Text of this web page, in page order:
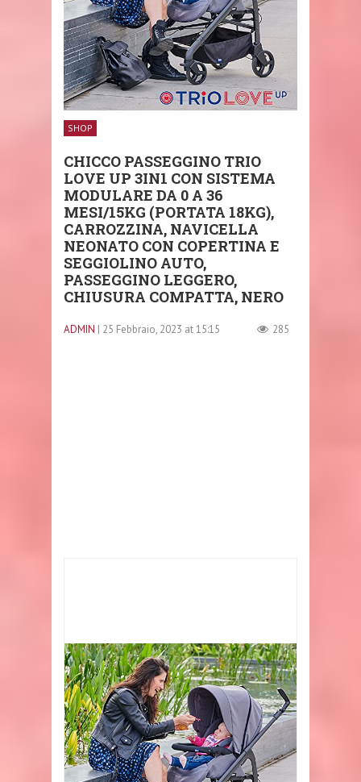
SHOP
CHICCO PASSEGGINO TRIO
LOVE UP 3IN1 CON SISTEMA
MODULARE DA 0 A 36
MESI/15KG (PORTATA 18KG),
CARROZZINA, NAVICELLA
NEONATO CON COPERTINA E
SEGGIOLINO AUTO,
PASSEGGINO LEGGERO,
CHIUSURA COMPATTA, NERO
ADMIN | 25 Febbraio, 2023 at 15:15 285